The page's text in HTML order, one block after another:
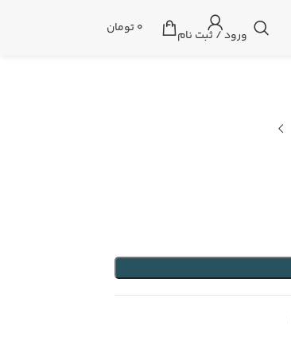
ورود / ثبت نام 0تومان